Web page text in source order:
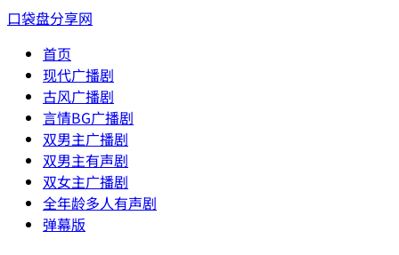
口袋盘分享网
首页
现代广播剧
古风广播剧
言情BG广播剧
双男主广播剧
双男主有声剧
双女主广播剧
全年龄多人有声剧
弹幕版